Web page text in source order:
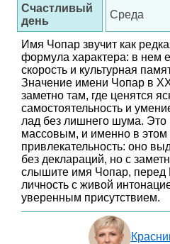
Счастливый
день
Среда
Имя Чопар звучит как
формула характера: в нем
скорость и культурная
Значение имени Чопар в
заметно там, где ценятся
самостоятельность и
лад без лишнего шума. Это
массовым, и именно в этом
привлекательность: оно
без деклараций, но с
слышите имя Чопар, перед
личность с живой
уверенным присутствием.